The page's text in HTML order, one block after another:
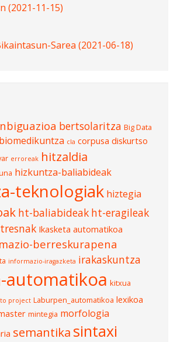
(2021-11-15)
Sarea (2021-06-18)
bertsolaritza Big Data
biomedikuntza cla corpusa diskurtso
erroreak hitzaldia
hizkuntza-baliabideak
teknologiak hiztegia
ht-baliabideak ht-eragileak
Ikasketa automatikoa
berreskurapena
informazio-iragazketa irakaskuntza
automatikoa kitxua
project Laburpen_automatikoa lexikoa
mintegia morfologia
semantika sintaxi